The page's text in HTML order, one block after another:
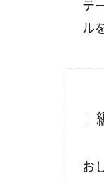
テ
ル
お